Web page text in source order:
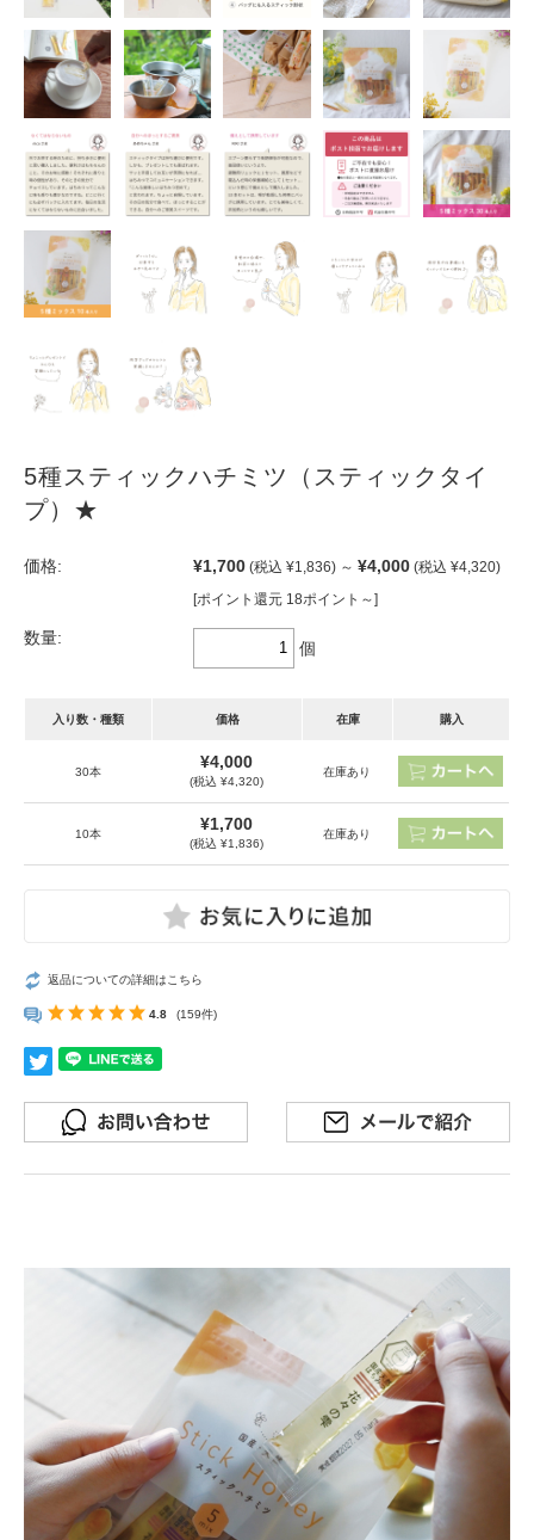
5種スティックハチミツ（スティックタイ
プ）★
価格: ¥1,700 (税込 ¥1,836) ～ ¥4,000 (税込 ¥4,320)
[ポイント還元 18ポイント～]
数量:
個
入り数・種類 価格 在庫 購入
30本
¥4,000
(税込 ¥4,320)
在庫あり
10本
¥1,700
(税込 ¥1,836)
在庫あり
返品についての詳細はこちら
4.8 (159件)